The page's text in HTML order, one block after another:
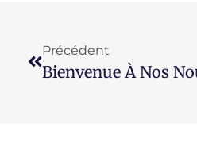
Précédent
Bienvenue À Nos